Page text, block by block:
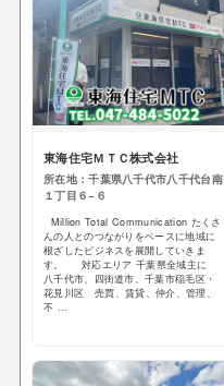
東海住宅ＭＴＣ株式会社
所在地：千葉県八千代市八千代台南
１丁目６−６
Million Total Communication たくさ
んの人とのつながりをベースに地域に
根ざしたビジネスを展開していきま
す。 対応エリア 千葉県全域主に
八千代市、四街道市、千葉市稲毛区・
花見川区 売買、賃貸、仲介、管理、
不 ...